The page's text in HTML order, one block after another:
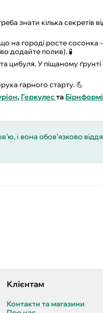
знати кілька секретів
на городі росте сосонка
додайте полив). 🧪
У піщаному ґрунті
гарного старту. 💪
, Геркулеста
і вона обов’язково
Клієнтам
Контакти та магазини